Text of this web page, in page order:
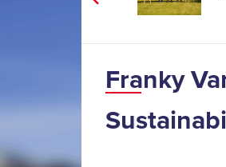
Franky